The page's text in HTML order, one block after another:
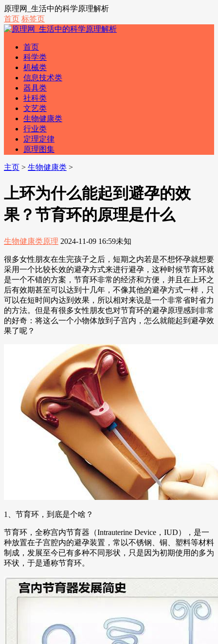
原理网_生活中的科学原理解析
首页 标签页
首页
科学类
机械类
信息技术类
器具类
社科类
文艺类
生物健康类
行业类
定理定律
原理图集
主页 > 生物健康类 >
上环为什么能起到避孕的效
果？节育环的原理是什么
生物健康类原理 2024-11-09 16:59未知
很多女性朋友在生完孩子之后，短期之内若是不想怀孕就想要
采用一个比较长效的避孕方式来进行避孕，这种时候节育环就
是一个不错的方案，节育环非常的经济和方便，并且在上环之
后有效期甚至可以达到十几年，不像其他的避孕方式一样，只
可以在短时间内达到效果，所以相对来说是一个非常省时省力
的方法。但是有很多女性朋友也对节育环的避孕原理感到非常
的好奇：将这么一个小物体放到子宫内，怎么就能起到避孕效
果了呢？
1、节育环，到底是个啥？
节育环，全称宫内节育器（Intrauterine Device，IUD），是一
种放置在子宫腔内的避孕装置，常以不锈钢、铜、塑料等材料
制成，发展至今已有多种不同形状，只是因为初期使用的多为
环状，于是通称节育环。